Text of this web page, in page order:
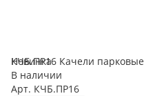
Новинка
КЧБ.ПР16 Качели парковые
В наличии
Арт. КЧБ.ПР16